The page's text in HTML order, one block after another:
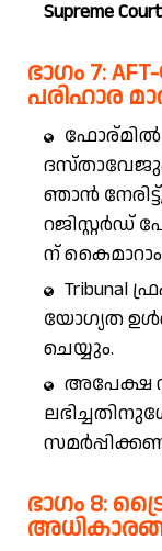
Supreme
ഭാഗം 7:
പരിഹാര
ഫോര്മിൽ
ഞാൻ
റജിസ്റ്റർഡ്
ന്
Tribunal
യോഗ്യത
ചെയ്യും.
അപേക്ഷ
ഭാഗം 8: